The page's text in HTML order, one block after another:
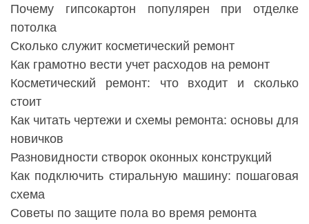
Почему гипсокартон популярен при отделке
потолка
Сколько служит косметический ремонт
Как грамотно вести учет расходов на ремонт
Косметический ремонт: что входит и сколько
стоит
Как читать чертежи и схемы ремонта: основы для
новичков
Разновидности створок оконных конструкций
Как подключить стиральную машину: пошаговая
схема
Советы по защите пола во время ремонта